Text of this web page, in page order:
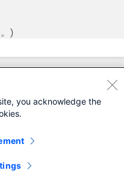
)
you acknowledge the